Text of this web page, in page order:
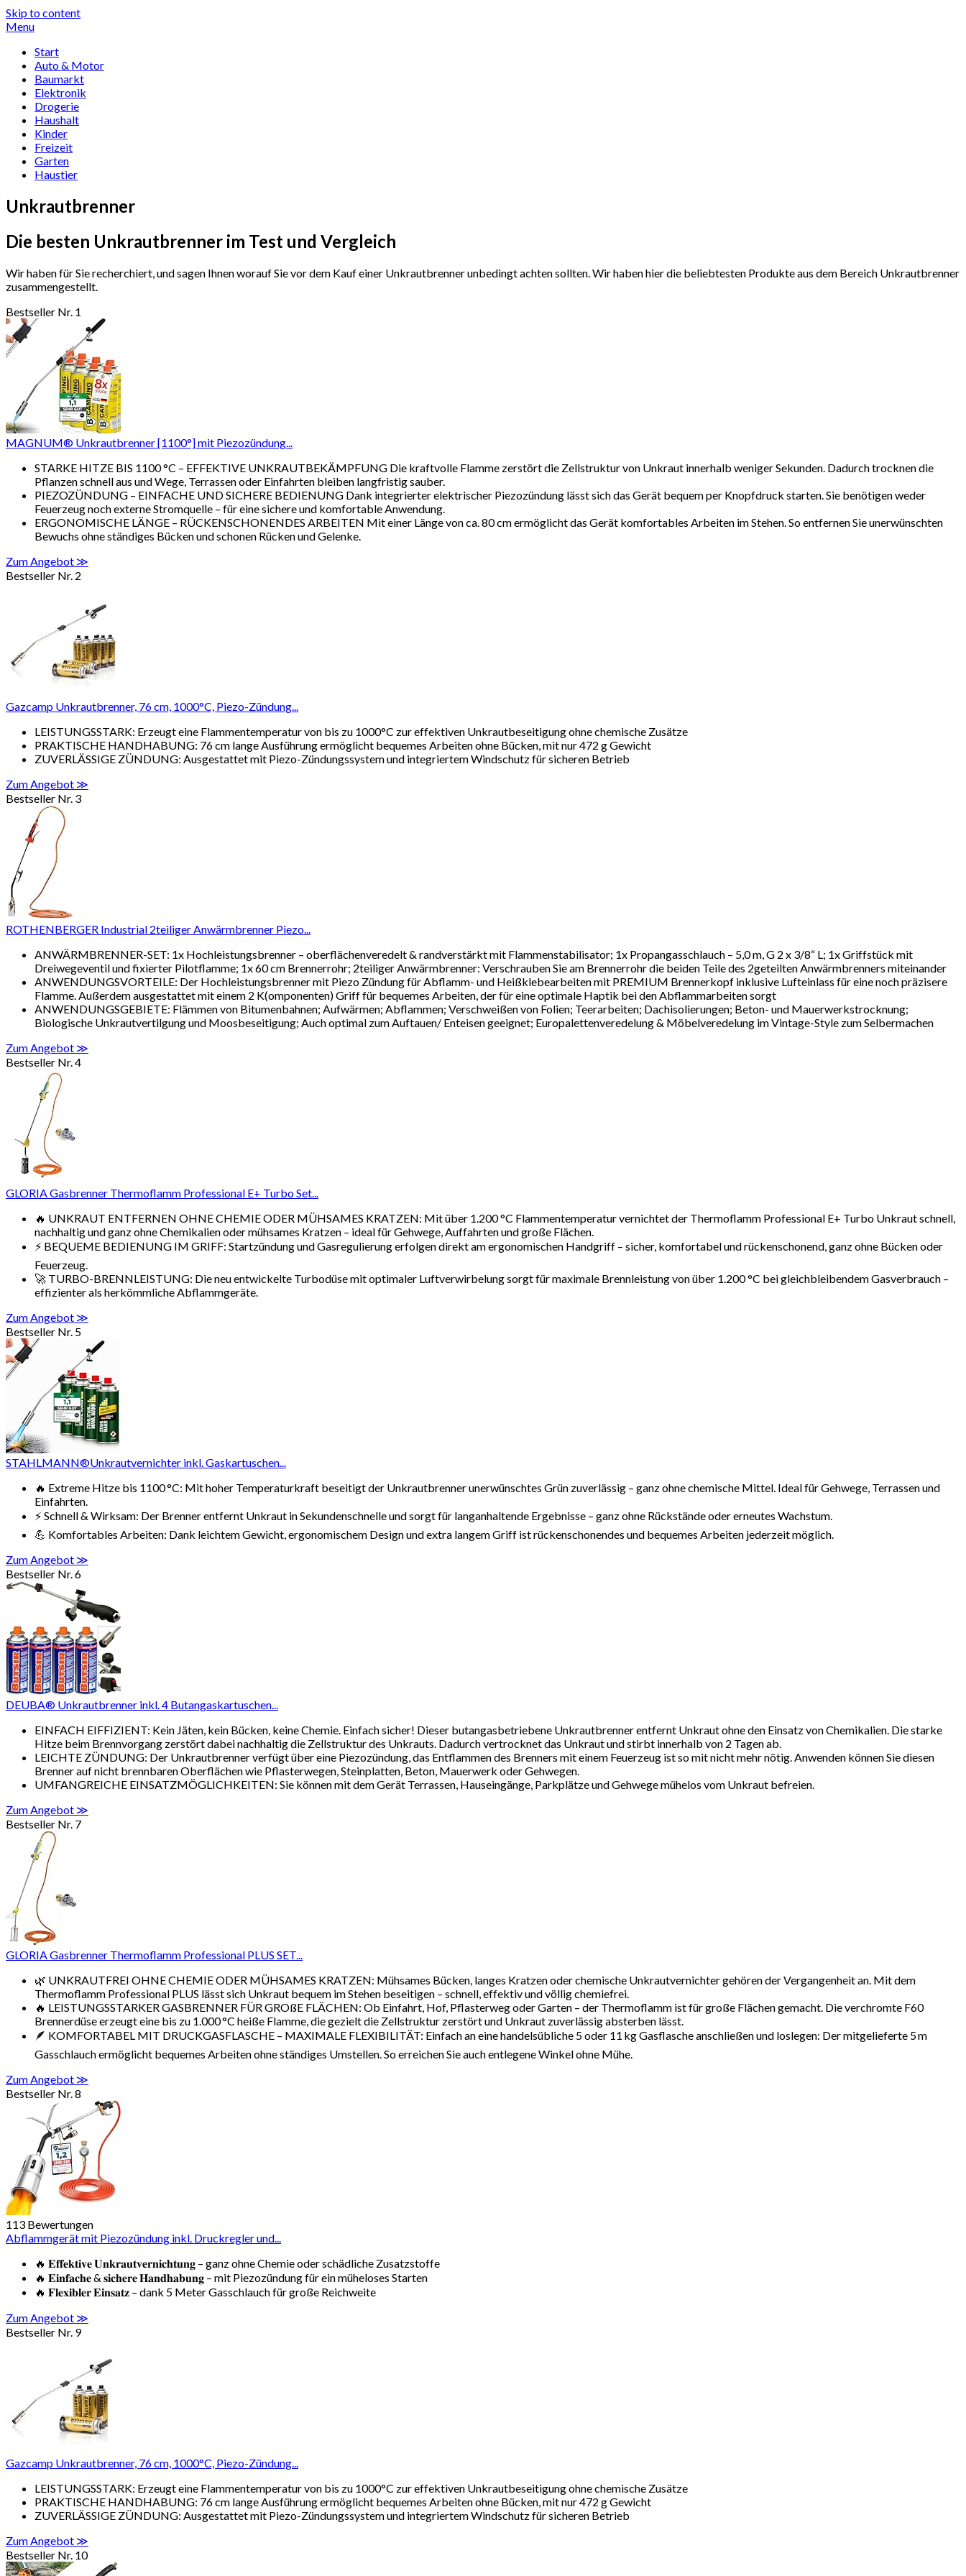
Skip to content
Menu
Start
Auto & Motor
Baumarkt
Elektronik
Drogerie
Haushalt
Kinder
Freizeit
Garten
Haustier
Unkrautbrenner
Die besten Unkrautbrenner im Test und Vergleich
Wir haben für Sie recherchiert, und sagen Ihnen worauf Sie vor dem Kauf einer Unkrautbrenner unbedingt achten sollten. Wir haben hier die beliebtesten Produkte aus dem Bereich Unkrautbrenner
zusammengestellt.
Bestseller Nr. 1
MAGNUM® Unkrautbrenner [1100°] mit Piezozündung...
STARKE HITZE BIS 1100 °C – EFFEKTIVE UNKRAUTBEKÄMPFUNG Die kraftvolle Flamme zerstört die Zellstruktur von Unkraut innerhalb weniger Sekunden. Dadurch trocknen die
Pflanzen schnell aus und Wege, Terrassen oder Einfahrten bleiben langfristig sauber.
PIEZOZÜNDUNG – EINFACHE UND SICHERE BEDIENUNG Dank integrierter elektrischer Piezozündung lässt sich das Gerät bequem per Knopfdruck starten. Sie benötigen weder
Feuerzeug noch externe Stromquelle – für eine sichere und komfortable Anwendung.
ERGONOMISCHE LÄNGE – RÜCKENSCHONENDES ARBEITEN Mit einer Länge von ca. 80 cm ermöglicht das Gerät komfortables Arbeiten im Stehen. So entfernen Sie unerwünschten
Bewuchs ohne ständiges Bücken und schonen Rücken und Gelenke.
Zum Angebot ≫
Bestseller Nr. 2
Gazcamp Unkrautbrenner, 76 cm, 1000°C, Piezo-Zündung...
LEISTUNGSSTARK: Erzeugt eine Flammentemperatur von bis zu 1000°C zur effektiven Unkrautbeseitigung ohne chemische Zusätze
PRAKTISCHE HANDHABUNG: 76 cm lange Ausführung ermöglicht bequemes Arbeiten ohne Bücken, mit nur 472 g Gewicht
ZUVERLÄSSIGE ZÜNDUNG: Ausgestattet mit Piezo-Zündungssystem und integriertem Windschutz für sicheren Betrieb
Zum Angebot ≫
Bestseller Nr. 3
ROTHENBERGER Industrial 2teiliger Anwärmbrenner Piezo...
ANWÄRMBRENNER-SET: 1x Hochleistungsbrenner – oberflächenveredelt & randverstärkt mit Flammenstabilisator; 1x Propangasschlauch – 5,0 m, G 2 x 3/8“ L; 1x Griffstück mit
Dreiwegeventil und fixierter Pilotflamme; 1x 60 cm Brennerrohr; 2teiliger Anwärmbrenner: Verschrauben Sie am Brennerrohr die beiden Teile des 2geteilten Anwärmbrenners miteinander
ANWENDUNGSVORTEILE: Der Hochleistungsbrenner mit Piezo Zündung für Abflamm- und Heißklebearbeiten mit PREMIUM Brennerkopf inklusive Lufteinlass für eine noch präzisere
Flamme. Außerdem ausgestattet mit einem 2 K(omponenten) Griff für bequemes Arbeiten, der für eine optimale Haptik bei den Abflammarbeiten sorgt
ANWENDUNGSGEBIETE: Flämmen von Bitumenbahnen; Aufwärmen; Abflammen; Verschweißen von Folien; Teerarbeiten; Dachisolierungen; Beton- und Mauerwerkstrocknung;
Biologische Unkrautvertilgung und Moosbeseitigung; Auch optimal zum Auftauen/ Enteisen geeignet; Europalettenveredelung & Möbelveredelung im Vintage-Style zum Selbermachen
Zum Angebot ≫
Bestseller Nr. 4
GLORIA Gasbrenner Thermoflamm Professional E+ Turbo Set...
🔥 UNKRAUT ENTFERNEN OHNE CHEMIE ODER MÜHSAMES KRATZEN: Mit über 1.200 °C Flammentemperatur vernichtet der Thermoflamm Professional E+ Turbo Unkraut schnell,
nachhaltig und ganz ohne Chemikalien oder mühsames Kratzen – ideal für Gehwege, Auffahrten und große Flächen.
⚡ BEQUEME BEDIENUNG IM GRIFF: Startzündung und Gasregulierung erfolgen direkt am ergonomischen Handgriff – sicher, komfortabel und rückenschonend, ganz ohne Bücken oder
Feuerzeug.
🚀 TURBO-BRENNLEISTUNG: Die neu entwickelte Turbodüse mit optimaler Luftverwirbelung sorgt für maximale Brennleistung von über 1.200 °C bei gleichbleibendem Gasverbrauch –
effizienter als herkömmliche Abflammgeräte.
Zum Angebot ≫
Bestseller Nr. 5
STAHLMANN®Unkrautvernichter inkl. Gaskartuschen...
🔥 Extreme Hitze bis 1100 °C: Mit hoher Temperaturkraft beseitigt der Unkrautbrenner unerwünschtes Grün zuverlässig – ganz ohne chemische Mittel. Ideal für Gehwege, Terrassen und
Einfahrten.
⚡ Schnell & Wirksam: Der Brenner entfernt Unkraut in Sekundenschnelle und sorgt für langanhaltende Ergebnisse – ganz ohne Rückstände oder erneutes Wachstum.
💪 Komfortables Arbeiten: Dank leichtem Gewicht, ergonomischem Design und extra langem Griff ist rückenschonendes und bequemes Arbeiten jederzeit möglich.
Zum Angebot ≫
Bestseller Nr. 6
DEUBA® Unkrautbrenner inkl. 4 Butangaskartuschen...
EINFACH EIFFIZIENT: Kein Jäten, kein Bücken, keine Chemie. Einfach sicher! Dieser butangasbetriebene Unkrautbrenner entfernt Unkraut ohne den Einsatz von Chemikalien. Die starke
Hitze beim Brennvorgang zerstört dabei nachhaltig die Zellstruktur des Unkrauts. Dadurch vertrocknet das Unkraut und stirbt innerhalb von 2 Tagen ab.
LEICHTE ZÜNDUNG: Der Unkrautbrenner verfügt über eine Piezozündung, das Entflammen des Brenners mit einem Feuerzeug ist so mit nicht mehr nötig. Anwenden können Sie diesen
Brenner auf nicht brennbaren Oberflächen wie Pflasterwegen, Steinplatten, Beton, Mauerwerk oder Gehwegen.
UMFANGREICHE EINSATZMÖGLICHKEITEN: Sie können mit dem Gerät Terrassen, Hauseingänge, Parkplätze und Gehwege mühelos vom Unkraut befreien.
Zum Angebot ≫
Bestseller Nr. 7
GLORIA Gasbrenner Thermoflamm Professional PLUS SET...
🌿 UNKRAUTFREI OHNE CHEMIE ODER MÜHSAMES KRATZEN: Mühsames Bücken, langes Kratzen oder chemische Unkrautvernichter gehören der Vergangenheit an. Mit dem
Thermoflamm Professional PLUS lässt sich Unkraut bequem im Stehen beseitigen – schnell, effektiv und völlig chemiefrei.
🔥 LEISTUNGSSTARKER GASBRENNER FÜR GROßE FLÄCHEN: Ob Einfahrt, Hof, Pflasterweg oder Garten – der Thermoflamm ist für große Flächen gemacht. Die verchromte F60
Brennerdüse erzeugt eine bis zu 1.000 °C heiße Flamme, die gezielt die Zellstruktur zerstört und Unkraut zuverlässig absterben lässt.
🪶 KOMFORTABEL MIT DRUCKGASFLASCHE – MAXIMALE FLEXIBILITÄT: Einfach an eine handelsübliche 5 oder 11 kg Gasflasche anschließen und loslegen: Der mitgelieferte 5 m
Gasschlauch ermöglicht bequemes Arbeiten ohne ständiges Umstellen. So erreichen Sie auch entlegene Winkel ohne Mühe.
Zum Angebot ≫
Bestseller Nr. 8
113 Bewertungen
Abflammgerät mit Piezozündung inkl. Druckregler und...
🔥 𝐄𝐟𝐟𝐞𝐤𝐭𝐢𝐯𝐞 𝐔𝐧𝐤𝐫𝐚𝐮𝐭𝐯𝐞𝐫𝐧𝐢𝐜𝐡𝐭𝐮𝐧𝐠 – ganz ohne Chemie oder schädliche Zusatzstoffe
🔥 𝐄𝐢𝐧𝐟𝐚𝐜𝐡𝐞 & 𝐬𝐢𝐜𝐡𝐞𝐫𝐞 𝐇𝐚𝐧𝐝𝐡𝐚𝐛𝐮𝐧𝐠 – mit Piezozündung für ein müheloses Starten
🔥 𝐅𝐥𝐞𝐱𝐢𝐛𝐥𝐞𝐫 𝐄𝐢𝐧𝐬𝐚𝐭𝐳 – dank 5 Meter Gasschlauch für große Reichweite
Zum Angebot ≫
Bestseller Nr. 9
Gazcamp Unkrautbrenner, 76 cm, 1000°C, Piezo-Zündung...
LEISTUNGSSTARK: Erzeugt eine Flammentemperatur von bis zu 1000°C zur effektiven Unkrautbeseitigung ohne chemische Zusätze
PRAKTISCHE HANDHABUNG: 76 cm lange Ausführung ermöglicht bequemes Arbeiten ohne Bücken, mit nur 472 g Gewicht
ZUVERLÄSSIGE ZÜNDUNG: Ausgestattet mit Piezo-Zündungssystem und integriertem Windschutz für sicheren Betrieb
Zum Angebot ≫
Bestseller Nr. 10